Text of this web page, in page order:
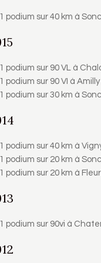
1 podium sur 40 km à
1 podium sur 90 VL à
1 podium sur 90 VI à Amilly
1 podium sur 30 km à
1 podium sur 40 km à
1 podium sur 20 km à
1 podium sur 20 km à
1 podium sur 90vi à